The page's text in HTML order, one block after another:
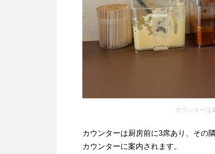
カウンターは
カウンターは厨房前に3席あり、その
カウンターに案内されます。